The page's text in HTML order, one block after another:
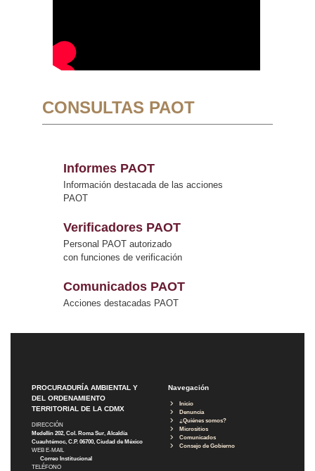
CONSULTAS PAOT
Informes PAOT
Información destacada de las acciones
PAOT
Verificadores PAOT
Personal PAOT autorizado
con funciones de verificación
Comunicados PAOT
Acciones destacadas PAOT
PROCURADURÍA AMBIENTAL Y
DEL ORDENAMIENTO
TERRITORIAL DE LA CDMX
DIRECCIÓN
Medellín 202, Col. Roma Sur, Alcaldía
Cuauhtémoc, C.P. 06700, Ciudad de México
WEB E-MAIL
Correo Institucional
TELÉFONO
Navegación
Inicio
Denuncia
¿Quiénes somos?
Micrositios
Comunicados
Consejo de Gobierno